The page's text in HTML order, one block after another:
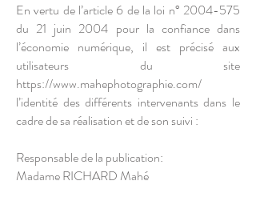
En vertu de l’article 6 de la loi n° 2004-575
du 21 juin 2004 pour la confiance dans
l’économie numérique, il est précisé aux
utilisateurs du site
https://www.mahephotographie.com/
l’identité des différents intervenants dans le
cadre de sa réalisation et de son suivi :
Responsable de la publication:
Madame RICHARD Mahé​